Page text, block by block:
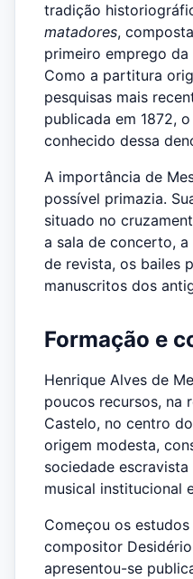
tradição
matadores,
primeiro emprego da
Como a partitura
pesquisas mais
publicada em 1872,
conhecido dessa
A importância de
possível primazia.
situado no
a sala de concerto,
de revista, os bailes
manuscritos dos
Formação e
Henrique Alves de
poucos recursos, na
Castelo, no centro
origem modesta,
sociedade
musical institucional
Começou os
compositor
apresentou-se